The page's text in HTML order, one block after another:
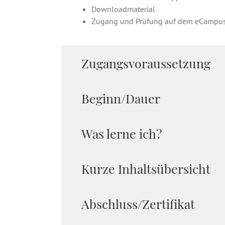
Downloadmaterial
Zugang und Prüfung auf dem
Zugangsvoraussetzung
Beginn/Dauer
Was lerne ich?
Kurze Inhaltsübersicht
Abschluss/Zertifikat